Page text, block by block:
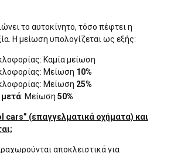
το αυτοκίνητο, τόσο πέφτει η
Η μείωση υπολογίζεται ως εξής:
Καμία μείωση
Μείωση 10%
Μείωση 25%
μετά: Μείωση 50%
cars” (επαγγελματικά οχήματα) και
αποκλειστικά για